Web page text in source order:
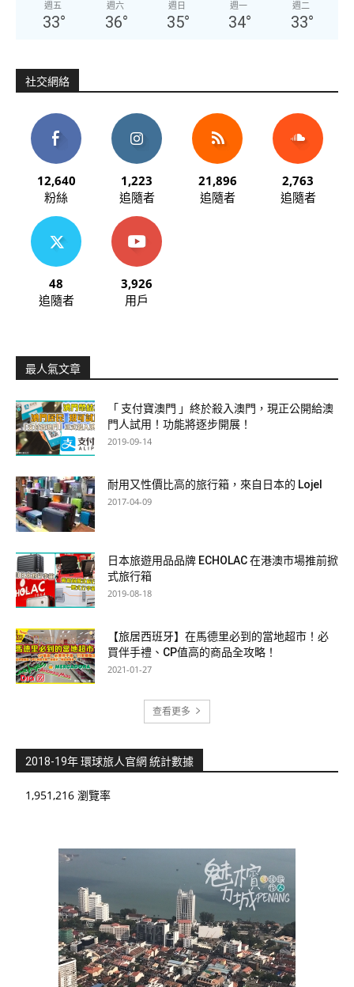
週五
33°
週六
36°
週日
35°
週一
34°
週二
33°
社交網絡
12,640
粉絲
1,223
追隨者
21,896
追隨者
2,763
追隨者
48
追隨者
3,926
用戶
最人氣文章
「 支付寶澳門 」終於殺入澳門，現正公開給澳
門人試用！功能將逐步開展！
2019-09-14
耐用又性價比高的旅行箱，來自日本的 Lojel
2017-04-09
日本旅遊用品品牌 ECHOLAC 在港澳市場推前掀
式旅行箱
2019-08-18
【旅居西班牙】在馬德里必到的當地超市！必
買伴手禮、CP值高的商品全攻略！
2021-01-27
查看更多
2018-19年 環球旅人官網 統計數據
1,951,216 瀏覽率